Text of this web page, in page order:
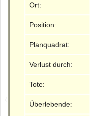
Ort:
Position:
Planquadrat:
Verlust durch:
Tote:
Überlebende: